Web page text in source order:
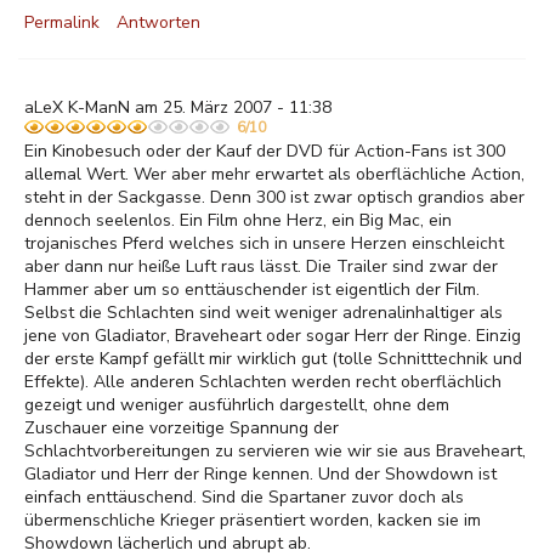
Permalink
Antworten
aLeX K-ManN am 25. März 2007 - 11:38
6/10
Ein Kinobesuch oder der Kauf der DVD für Action-Fans ist 300
allemal Wert. Wer aber mehr erwartet als oberflächliche Action,
steht in der Sackgasse. Denn 300 ist zwar optisch grandios aber
dennoch seelenlos. Ein Film ohne Herz, ein Big Mac, ein
trojanisches Pferd welches sich in unsere Herzen einschleicht
aber dann nur heiße Luft raus lässt. Die Trailer sind zwar der
Hammer aber um so enttäuschender ist eigentlich der Film.
Selbst die Schlachten sind weit weniger adrenalinhaltiger als
jene von Gladiator, Braveheart oder sogar Herr der Ringe. Einzig
der erste Kampf gefällt mir wirklich gut (tolle Schnitttechnik und
Effekte). Alle anderen Schlachten werden recht oberflächlich
gezeigt und weniger ausführlich dargestellt, ohne dem
Zuschauer eine vorzeitige Spannung der
Schlachtvorbereitungen zu servieren wie wir sie aus Braveheart,
Gladiator und Herr der Ringe kennen. Und der Showdown ist
einfach enttäuschend. Sind die Spartaner zuvor doch als
übermenschliche Krieger präsentiert worden, kacken sie im
Showdown lächerlich und abrupt ab.